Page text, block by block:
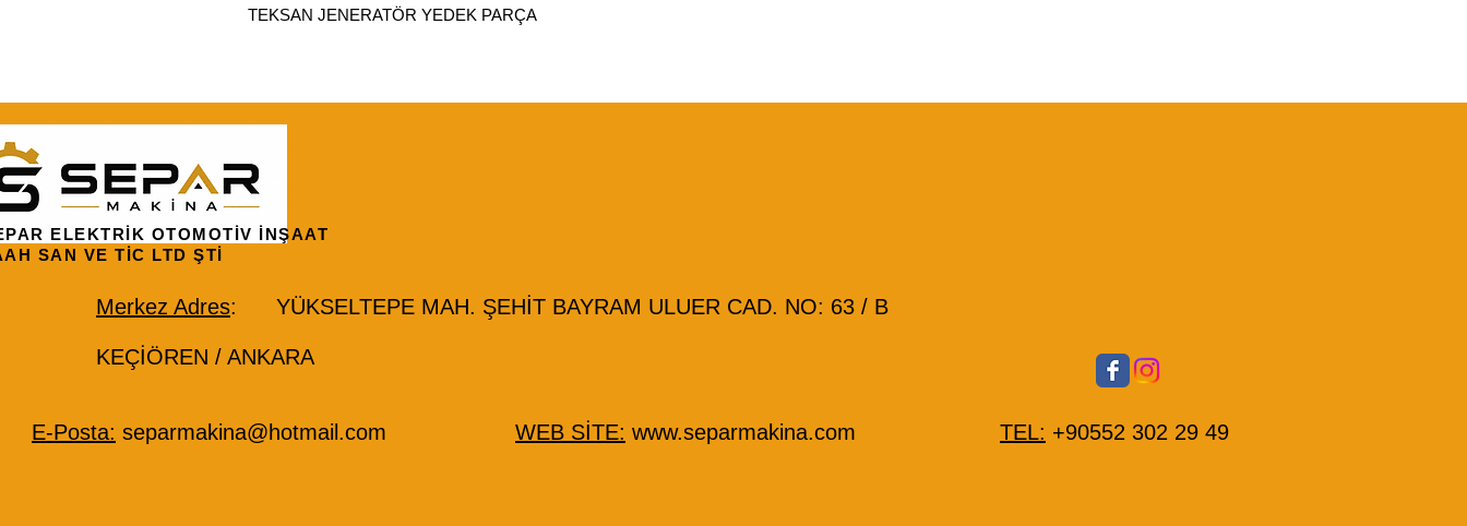
TEKSAN JENERATÖR YEDEK PARÇA
ELEKTRİK OTOMOTİV İNŞAAT
SAN VE TİC LTD ŞTİ
Merkez Adres: YÜKSELTEPE MAH. ŞEHİT BAYRAM ULUER CAD. NO: 63 / B
KEÇİÖREN / ANKARA
E-Posta: separmakina@hotmail.com WEB SİTE: www.separmakina.com TEL: +90552 302 29 49